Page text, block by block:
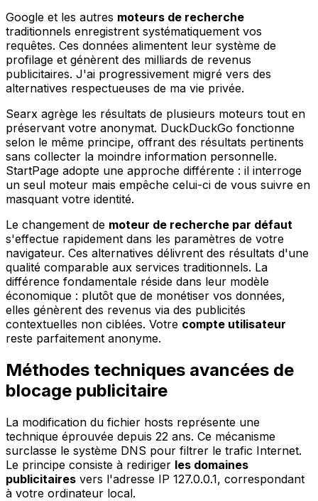
Google et les autres moteurs de recherche
traditionnels enregistrent systématiquement vos
requêtes. Ces données alimentent leur système de
profilage et génèrent des milliards de revenus
publicitaires. J'ai progressivement migré vers des
alternatives respectueuses de ma vie privée.
Searx agrège les résultats de plusieurs moteurs tout en
préservant votre anonymat. DuckDuckGo fonctionne
selon le même principe, offrant des résultats pertinents
sans collecter la moindre information personnelle.
StartPage adopte une approche différente : il interroge
un seul moteur mais empêche celui-ci de vous suivre en
masquant votre identité.
Le changement de moteur de recherche par défaut
s'effectue rapidement dans les paramètres de votre
navigateur. Ces alternatives délivrent des résultats d'une
qualité comparable aux services traditionnels. La
différence fondamentale réside dans leur modèle
économique : plutôt que de monétiser vos données,
elles génèrent des revenus via des publicités
contextuelles non ciblées. Votre compte utilisateur
reste parfaitement anonyme.
Méthodes techniques avancées de
blocage publicitaire
La modification du fichier hosts représente une
technique éprouvée depuis 22 ans. Ce mécanisme
surclasse le système DNS pour filtrer le trafic Internet.
Le principe consiste à rediriger les domaines
publicitaires vers l'adresse IP 127.0.0.1, correspondant
à votre ordinateur local.